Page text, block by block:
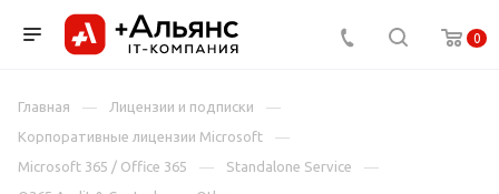
0
Главная
Лицензии и подписки
Корпоративные лицензии Microsoft
Microsoft 365 / Office 365
Standalone Service